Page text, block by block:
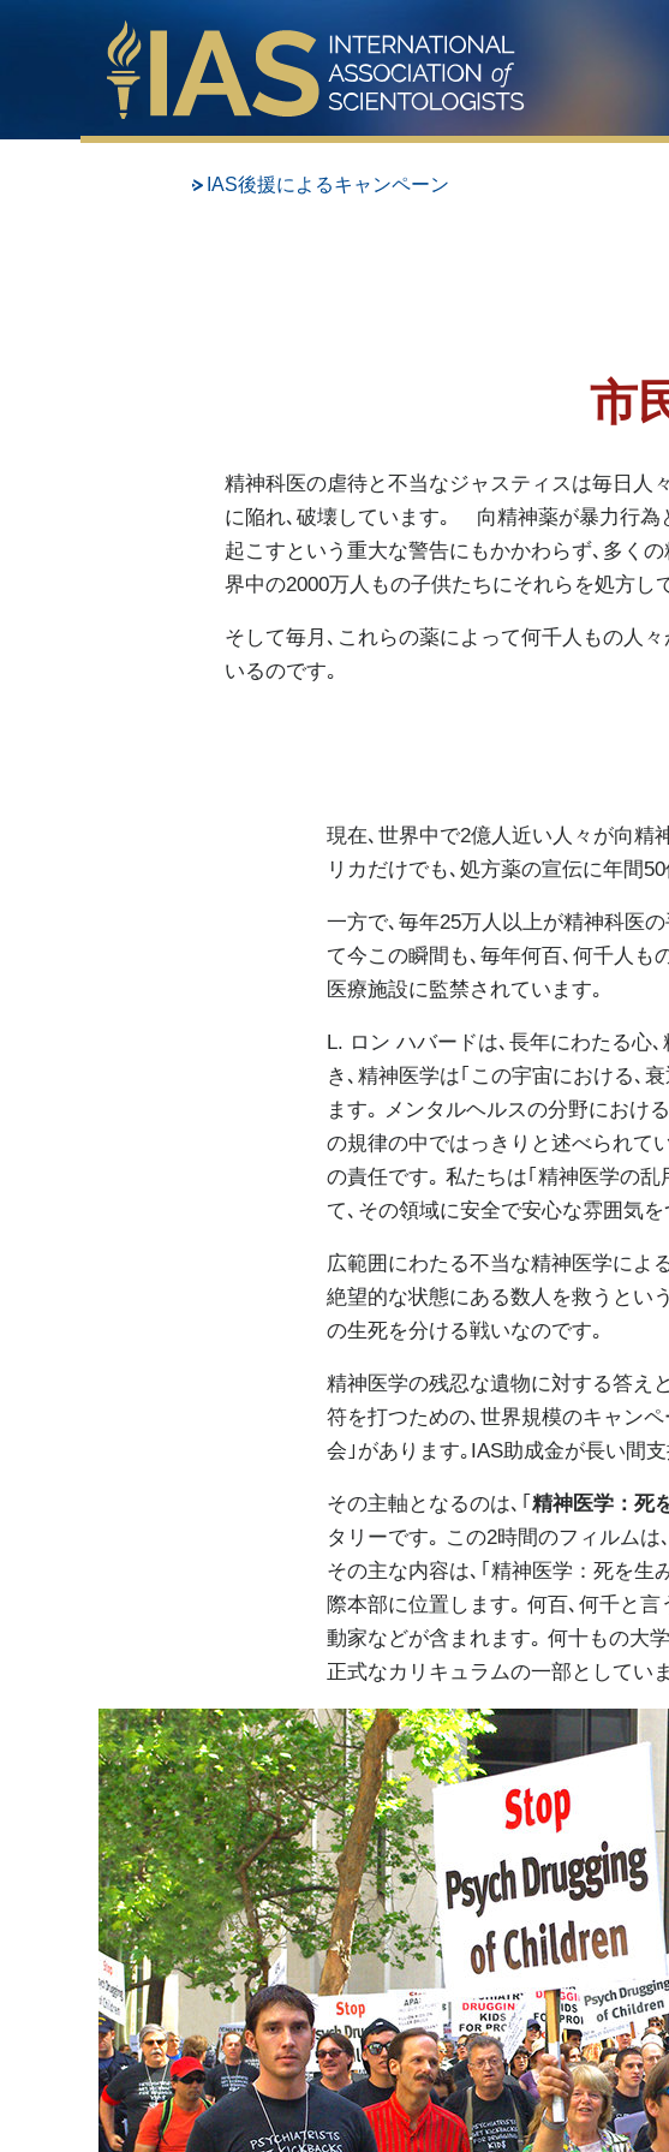
IAS後援によるキャンペーン
市
精神科医の虐待と不当なジャスティスは毎日人
に陥れ､破壊しています｡ 向精神薬が暴力行為
起こすという重大な警告にもかかわらず､多く
界中の2000万人もの子供たちにそれらを処方し
そして毎月､これらの薬によって何千人もの人
いるのです｡
現在､世界中で2億人近い人々が向精
リカだけでも､処方薬の宣伝に年間
一方で､毎年25万人以上が精神科医
て今この瞬間も､毎年何百､何千人も
医療施設に監禁されています｡
L. ロン ハバードは､長年にわたる心
き､精神医学は｢この宇宙における､
ます｡ メンタルヘルスの分野におけ
の規律の中ではっきりと述べられて
の責任です｡ 私たちは｢精神医学の
て､その領域に安全で安心な雰囲気
広範囲にわたる不当な精神医学によ
絶望的な状態にある数人を救うとい
の生死を分ける戦いなのです｡
精神医学の残忍な遺物に対する答え
符を打つための､世界規模のキャン
会｣があります｡IAS助成金が長い間
その主軸となるのは､｢ 精神医学：死
タリーです｡ この2時間のフィルム
その主な内容は､｢精神医学：死を生
際本部に位置します｡ 何百､何千と
動家などが含まれます｡ 何十もの大
正式なカリキュラムの一部としてい